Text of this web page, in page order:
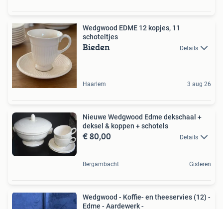
Wedgwood EDME 12 kopjes, 11
schoteltjes
Bieden Details
Haarlem 3 aug 26
Nieuwe Wedgwood Edme dekschaal +
deksel & koppen + schotels
€ 80,00 Details
Bergambacht Gisteren
Wedgwood - Koffie- en theeservies (12) -
Edme - Aardewerk -